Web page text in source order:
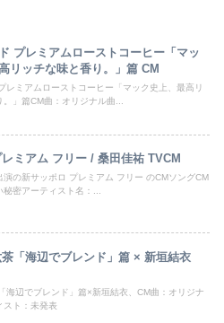
プレミアムローストコーヒー「マッ
リッチな味と香り。」篇 CM
レミアムローストコーヒー「マック史上、最高リ
。」篇CM曲：オリジナル曲...
ミアム フリー / 桑田佳祐 TVCM
演の新サッポロ プレミアム フリー のCMソングCM
秘密アーティスト名：...
「海辺でブレンド」篇 × 新垣結衣
海辺でブレンド」篇×新垣結衣、CM曲：オリジナ
スト：未発表